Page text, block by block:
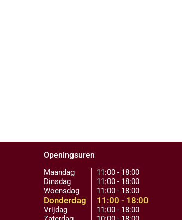
Openingsuren
Maandag
Dinsdag
Woensdag
Donderdag
Vrijdag
11:00 - 18:00
11:00 - 18:00
11:00 - 18:00
11:00 - 18:00
11:00 - 18:00